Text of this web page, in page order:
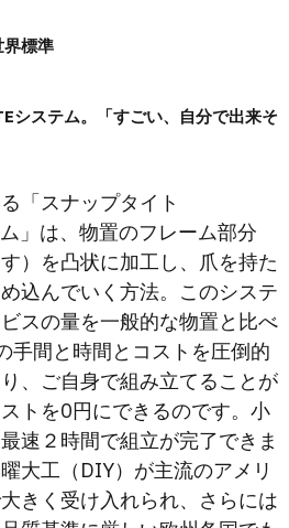
標準
システム。「すごい、自分で出来そ
「スナップタイト
」は、物置のフレーム部分
）を凸状に加工し、爪を持た
込んでいく方法。このシステ
スの量を一般的な物置と比べ
手間と時間とコストを圧倒的
、ご自身で組み立てることが
トを0円にできるのです。小
速２時間で組立が完了できま
大工（DIY）が主流のアメリ
きく受け入れられ、さらには